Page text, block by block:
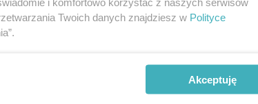
na premierowe
Twoich danych znajdziesz w Polityce
Akceptuję